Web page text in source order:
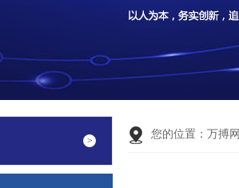
您的位置： 万搏